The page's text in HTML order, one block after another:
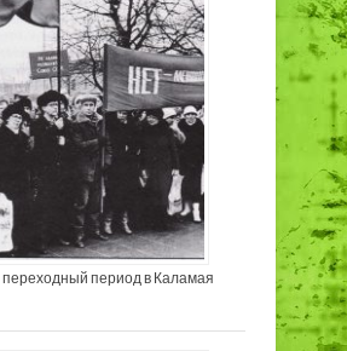
переходный период в Каламая